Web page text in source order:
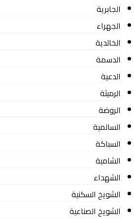
الجابرية
الجهراء
الخالدية
الدسمة
الدعية
الرميثة
الروضة
السالمية
السباكة
الشامية
الشهداء
الشويخ السكنية
الشويخ الصناعية